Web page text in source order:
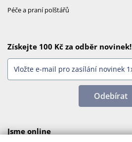
Péče a praní polštářů
Získejte 100 Kč za odběr novinek!
Odebírat
Jsme online